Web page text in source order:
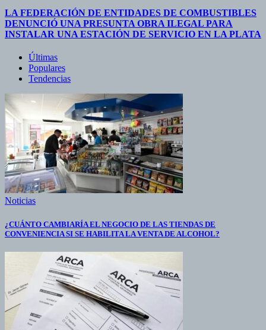
LA FEDERACIÓN DE ENTIDADES DE COMBUSTIBLES
DENUNCIÓ UNA PRESUNTA OBRA ILEGAL PARA
INSTALAR UNA ESTACIÓN DE SERVICIO EN LA PLATA
Últimas
Populares
Tendencias
Noticias
¿CUÁNTO CAMBIARÍA EL NEGOCIO DE LAS TIENDAS DE
CONVENIENCIA SI SE HABILITA LA VENTA DE ALCOHOL?